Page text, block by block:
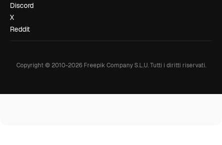
Discord
X
Reddit
Copyright © 2010-2026Freepik Company S.L.U. Tutti i diritti riservati.